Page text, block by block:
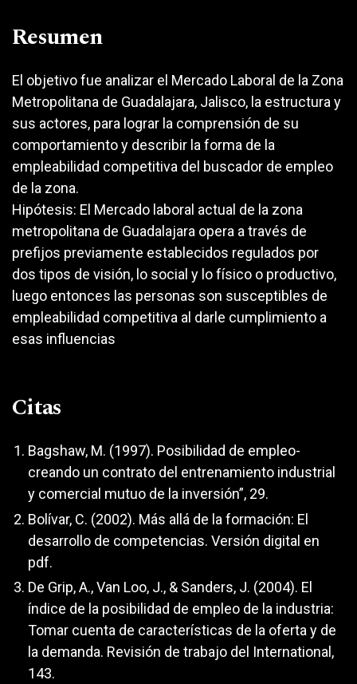
Resumen
El objetivo fue analizar el Mercado Laboral de la Zona
Metropolitana de Guadalajara, Jalisco, la estructura y
sus actores, para lograr la comprensión de su
comportamiento y describir la forma de la
empleabilidad competitiva del buscador de empleo
de la zona.
Hipótesis: El Mercado laboral actual de la zona
metropolitana de Guadalajara opera a través de
prefijos previamente establecidos regulados por
dos tipos de visión, lo social y lo físico o productivo,
luego entonces las personas son susceptibles de
empleabilidad competitiva al darle cumplimiento a
esas influencias
Citas
Bagshaw, M. (1997). Posibilidad de empleo-
creando un contrato del entrenamiento industrial
y comercial mutuo de la inversión”, 29.
Bolívar, C. (2002). Más allá de la formación: El
desarrollo de competencias. Versión digital en
pdf.
De Grip, A., Van Loo, J., & Sanders, J. (2004). El
índice de la posibilidad de empleo de la industria:
Tomar cuenta de características de la oferta y de
la demanda. Revisión de trabajo del International,
143.